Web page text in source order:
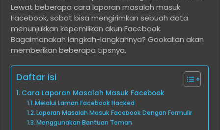
Lewat beberapa cara laporan masalah masuk
Facebook, sobat bisa mengirimkan sebuah data
menunjukkan kepemilikan akun Facebook.
Bagaimanakah langkah-langkahnya? Gookalian akan
memberikan beberapa tipsnya.
Daftar isi
Cara Laporan Masalah Masuk Facebook
Melalui Laman Facebook Hacked
Laporan Masalah Masuk Facebook Dengan Formulir
Menggunakan Bantuan Teman